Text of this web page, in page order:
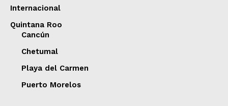
Internacional
Quintana Roo
Cancún
Chetumal
Playa del Carmen
Puerto Morelos